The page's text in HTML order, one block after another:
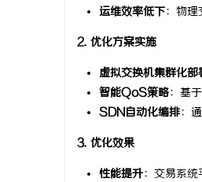
运维效率低下：物理
2. 优化方案实施
虚拟交换机集群化部
智能QoS策略：基
SDN自动化编排：
3. 优化效果
性能提升：交易系